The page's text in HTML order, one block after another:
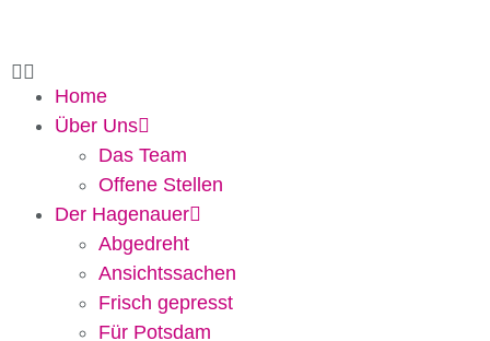
Home
Über Uns
Das Team
Offene Stellen
Der Hagenauer
Abgedreht
Ansichtssachen
Frisch gepresst
Für Potsdam